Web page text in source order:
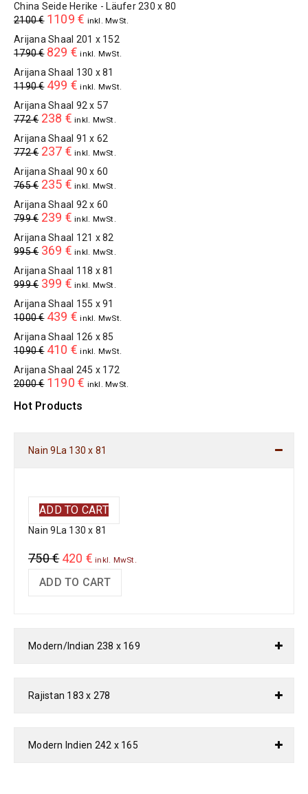
China Seide Herike - Läufer 230 x 80
2100€ 1109 € inkl. MwSt.
Arijana Shaal 201 x 152
1790€ 829 € inkl. MwSt.
Arijana Shaal 130 x 81
1190€ 499 € inkl. MwSt.
Arijana Shaal 92 x 57
772€ 238 € inkl. MwSt.
Arijana Shaal 91 x 62
772€ 237 € inkl. MwSt.
Arijana Shaal 90 x 60
765€ 235 € inkl. MwSt.
Arijana Shaal 92 x 60
799€ 239 € inkl. MwSt.
Arijana Shaal 121 x 82
995€ 369 € inkl. MwSt.
Arijana Shaal 118 x 81
999€ 399 € inkl. MwSt.
Arijana Shaal 155 x 91
1000€ 439 € inkl. MwSt.
Arijana Shaal 126 x 85
1090€ 410 € inkl. MwSt.
Arijana Shaal 245 x 172
2000€ 1190 € inkl. MwSt.
Hot Products
Nain 9La 130 x 81
ADD TO CART
Nain 9La 130 x 81
750€ 420 € inkl. MwSt.
ADD TO CART
Modern/Indian 238 x 169
Rajistan 183 x 278
Modern Indien 242 x 165